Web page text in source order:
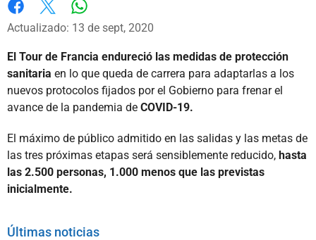
Facebook
X
Actualizado: 13 de sept, 2020
El Tour de Francia endureció las medidas de protección
sanitaria en lo que queda de carrera para adaptarlas a los
nuevos protocolos fijados por el Gobierno para frenar el
avance de la pandemia de COVID-19.
El máximo de público admitido en las salidas y las metas de
las tres próximas etapas será sensiblemente reducido, hasta
las 2.500 personas, 1.000 menos que las previstas
inicialmente.
Últimas noticias